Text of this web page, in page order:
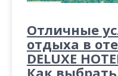
Отличные
отдыха в
DELUXE
Как